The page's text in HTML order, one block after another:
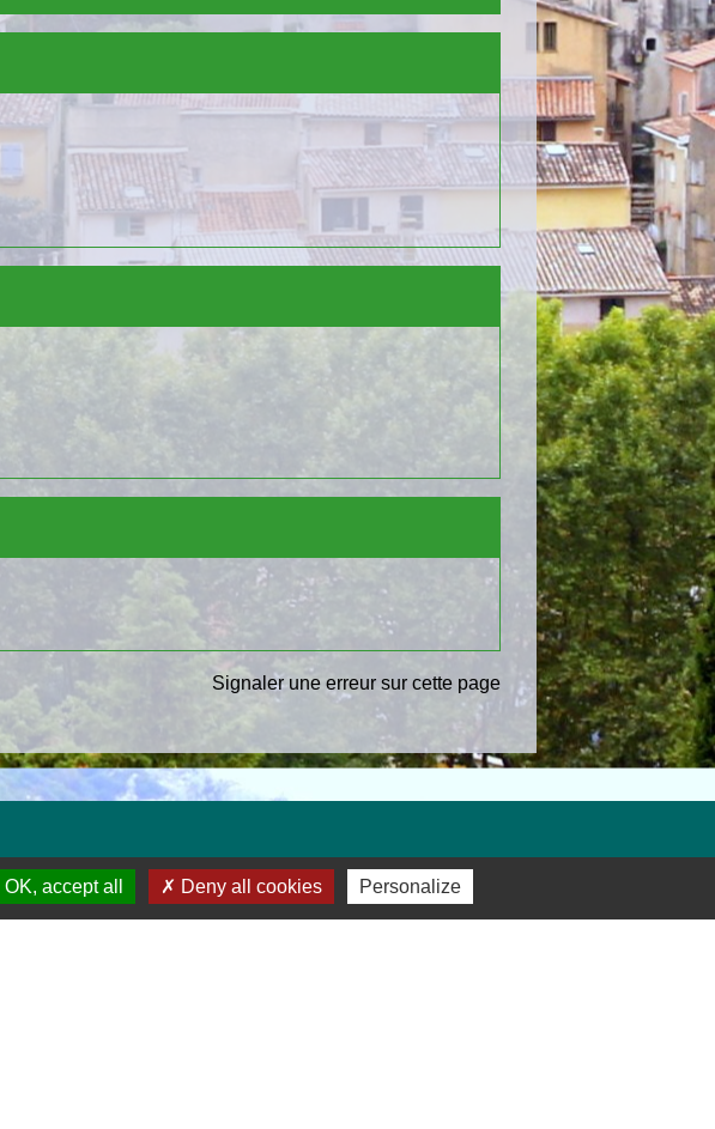
Signaler une erreur sur cette page
OK, accept all Deny all cookies Personalize